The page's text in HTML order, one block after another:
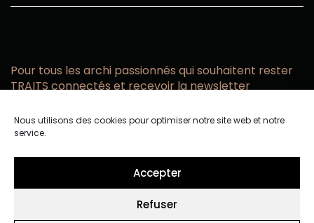
Nous utilisons des cookies pour optimiser notre site web et notre
service.
Accepter
Refuser
Pour tous les archi passionnés qui souhaitent rester
TRAITS connectés et recevoir la newsletter
email
confidentialité.